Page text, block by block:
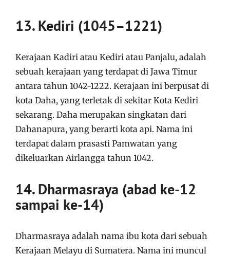
13. Kediri (1045–1221)
Kerajaan Kadiri atau Kediri atau Panjalu, adalah
sebuah kerajaan yang terdapat di Jawa Timur
antara tahun 1042-1222. Kerajaan ini berpusat di
kota Daha, yang terletak di sekitar Kota Kediri
sekarang. Daha merupakan singkatan dari
Dahanapura, yang berarti kota api. Nama ini
terdapat dalam prasasti Pamwatan yang
dikeluarkan Airlangga tahun 1042.
14. Dharmasraya (abad ke-12
sampai ke-14)
Dharmasraya adalah nama ibu kota dari sebuah
Kerajaan Melayu di Sumatera. Nama ini muncul